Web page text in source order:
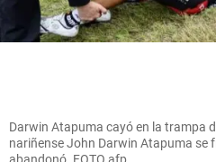
Darwin Atapuma cayó en la trampa
nariñense John Darwin Atapuma se
abandonó. FOTO afp